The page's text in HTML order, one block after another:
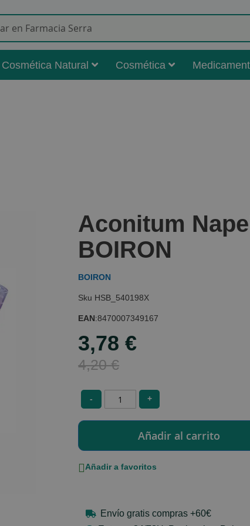
Cosmética Natural Cosmética
Aconitum
BOIRON
BOIRON
HSB_540198X
EAN:8470007349167
Special
Price
3,78 €
4,20 €
- +
Añadir a favoritos
Envío gratis compras +60€